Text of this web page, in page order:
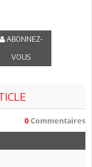
ABONNEZ-
VOUS
0 Commentaires